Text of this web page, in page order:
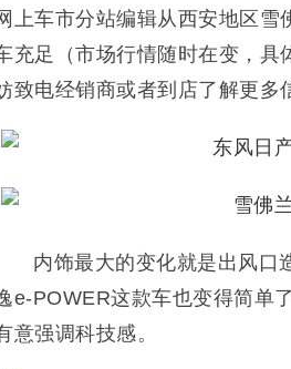
上车市分站编辑从西安地区雪
充足（市场行情随时在变，具
致电经销商或者到店了解更多
内饰最大的变化就是出风口
e-POWER这款车也变得简单
意强调科技感。